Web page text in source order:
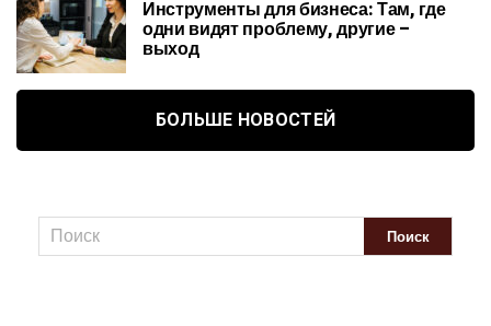
Инструменты для бизнеса: Там, где
одни видят проблему, другие –
выход
БОЛЬШЕ НОВОСТЕЙ